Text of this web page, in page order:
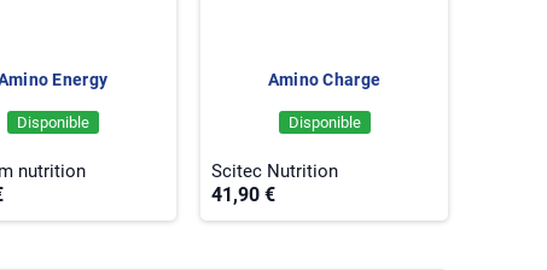
Energy
Disponible
nutrition
Amino Charge
Disponible
Scitec Nutrition
41,90 €